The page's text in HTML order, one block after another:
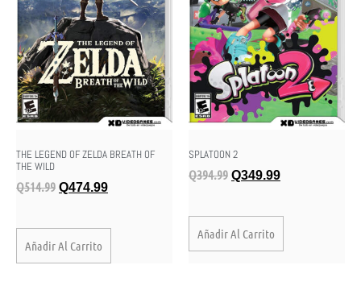
THE LEGEND OF ZELDA BREATH OF
THE WILD
Q514.99 Q474.99
Añadir Al Carrito
SPLATOON 2
Q394.99 Q349.99
Añadir Al Carrito